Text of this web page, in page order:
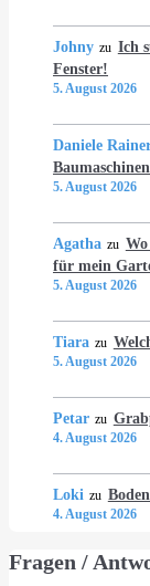
Johny zu Ich
Fenster!
5. August 2026
Daniele
5. August 2026
Agatha zu
für mein
5. August 2026
Tiara zu
5. August 2026
Petar zu
4. August 2026
Loki zu
4. August 2026
Fragen /